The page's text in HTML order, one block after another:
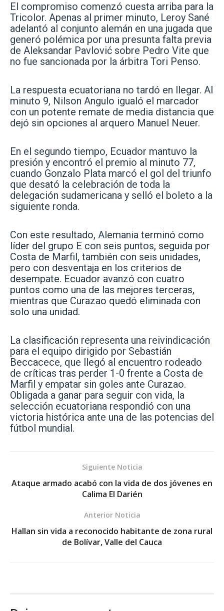
El compromiso comenzó cuesta arriba para la
Tricolor. Apenas al primer minuto, Leroy Sané
adelantó al conjunto alemán en una jugada que
generó polémica por una presunta falta previa
de Aleksandar Pavlović sobre Pedro Vite que
no fue sancionada por la árbitra Tori Penso.
La respuesta ecuatoriana no tardó en llegar. Al
minuto 9, Nilson Angulo igualó el marcador
con un potente remate de media distancia que
dejó sin opciones al arquero Manuel Neuer.
En el segundo tiempo, Ecuador mantuvo la
presión y encontró el premio al minuto 77,
cuando Gonzalo Plata marcó el gol del triunfo
que desató la celebración de toda la
delegación sudamericana y selló el boleto a la
siguiente ronda.
Con este resultado, Alemania terminó como
líder del grupo E con seis puntos, seguida por
Costa de Marfil, también con seis unidades,
pero con desventaja en los criterios de
desempate. Ecuador avanzó con cuatro
puntos como una de las mejores terceras,
mientras que Curazao quedó eliminada con
solo una unidad.
La clasificación representa una reivindicación
para el equipo dirigido por Sebastián
Beccacece, que llegó al encuentro rodeado
de críticas tras perder 1-0 frente a Costa de
Marfil y empatar sin goles ante Curazao.
Obligada a ganar para seguir con vida, la
selección ecuatoriana respondió con una
victoria histórica ante una de las potencias del
fútbol mundial.
Siguiente Noticia
Ataque armado acabó con la vida de dos jóvenes en
Calima El Darién
Anterior Noticia
Hallan sin vida a reconocido habitante de zona rural
de Bolívar, Valle del Cauca